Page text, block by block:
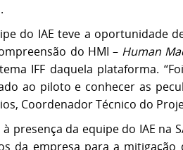
do IAE teve a oportunidade
do HMI – Human
IFF daquela plataforma.
ao piloto e conhecer as
Coordenador Técnico do
presença da equipe do IAE na
da empresa para a